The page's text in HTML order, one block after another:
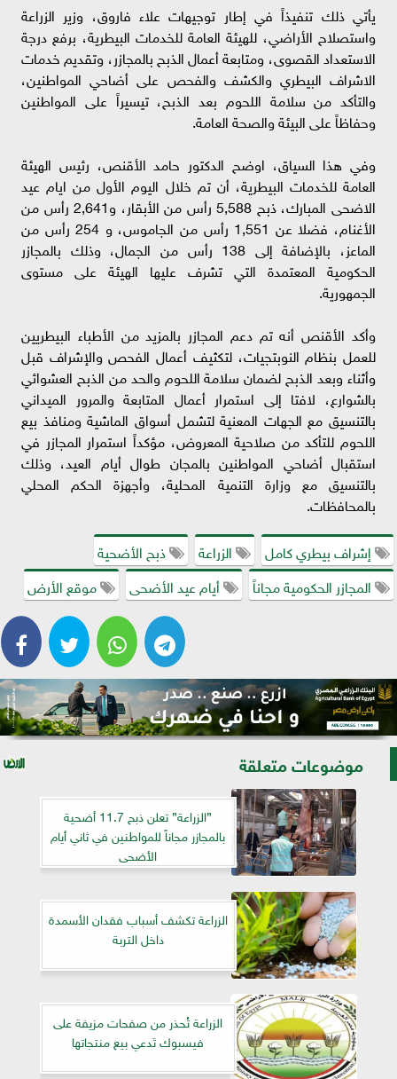
يأتي ذلك تنفيذاً في إطار توجيهات علاء فاروق، وزير الزراعة
واستصلاح الأراضي، للهيئة العامة للخدمات البيطرية، برفع درجة
الاستعداد القصوى، ومتابعة أعمال الذبح بالمجازر، وتقديم خدمات
الاشراف البيطري والكشف والفحص على أضاحي المواطنين،
والتأكد من سلامة اللحوم بعد الذبح، تيسيراً على المواطنين
وحفاظاً على البيئة والصحة العامة.
وفي هذا السياق، اوضح الدكتور حامد الأقنص، رئيس الهيئة
العامة للخدمات البيطرية، أن تم خلال اليوم الأول من ايام عيد
الاضحى المبارك، ذبح 5,588 رأس من الأبقار، و2,641 رأس من
الأغنام، فضلا عن 1,551 رأس من الجاموس، و 254 رأس من
الماعز، بالإضافة إلى 138 رأس من الجمال، وذلك بالمجازر
الحكومية المعتمدة التي تشرف عليها الهيئة على مستوى
الجمهورية.
وأكد الأقنص أنه تم دعم المجازر بالمزيد من الأطباء البيطريين
للعمل بنظام النوبتجيات، لتكثيف أعمال الفحص والإشراف قبل
وأثناء وبعد الذبح لضمان سلامة اللحوم والحد من الذبح العشوائي
بالشوارع، لافتا إلى استمرار أعمال المتابعة والمرور الميداني
بالتنسيق مع الجهات المعنية لتشمل أسواق الماشية ومنافذ بيع
اللحوم للتأكد من صلاحية المعروض، مؤكداً استمرار المجازر في
استقبال أضاحي المواطنين بالمجان طوال أيام العيد، وذلك
بالتنسيق مع وزارة التنمية المحلية، وأجهزة الحكم المحلي
بالمحافظات.
إشراف بيطري كامل
الزراعة
ذبح الأضحية
المجازر الحكومية مجاناً
أيام عيد الأضحى موقع الأرض
موضوعات متعلقة
”الزراعة” تعلن ذبح 11.7 أضحية
بالمجازر مجاناً للمواطنين في ثاني أيام
الأضحى
الزراعة تكشف أسباب فقدان الأسمدة
داخل التربة
الزراعة تُحذر من صفحات مزيفة على
فيسبوك تَدعي بيع منتجاتها